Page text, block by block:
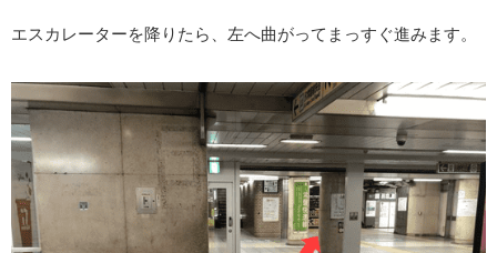
エスカレーターを降りたら、左へ曲がってまっすぐ進みます。